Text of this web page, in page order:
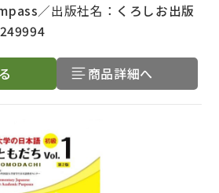
出版社名： くろしお出版
商品詳細へ